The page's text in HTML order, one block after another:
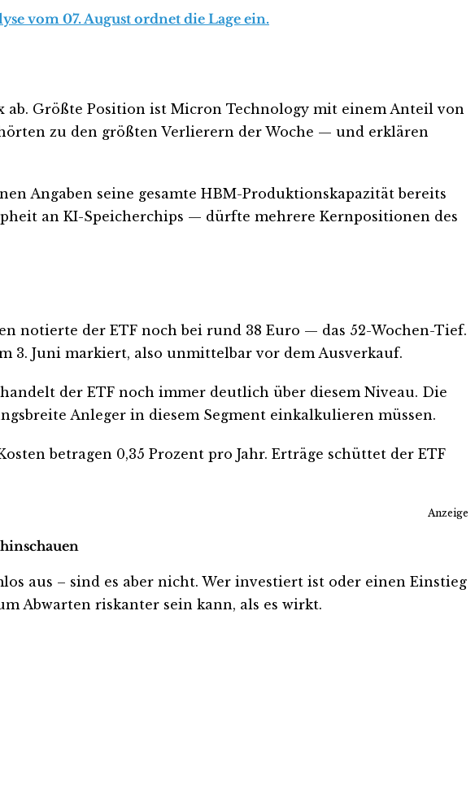
vom 07. August ordnet die Lage ein.
ab. Größte Position ist Micron Technology mit einem Anteil von
zu den größten Verlierern der Woche — und erklären
Angaben seine gesamte HBM-Produktionskapazität bereits
an KI-Speicherchips — dürfte mehrere Kernpositionen des
notierte der ETF noch bei rund 38 Euro — das 52-Wochen-Tief.
3. Juni markiert, also unmittelbar vor dem Ausverkauf.
der ETF noch immer deutlich über diesem Niveau. Die
Anleger in diesem Segment einkalkulieren müssen.
betragen 0,35 Prozent pro Jahr. Erträge schüttet der ETF
Anzeige
aus – sind es aber nicht. Wer investiert ist oder einen Einstieg
Abwarten riskanter sein kann, als es wirkt.